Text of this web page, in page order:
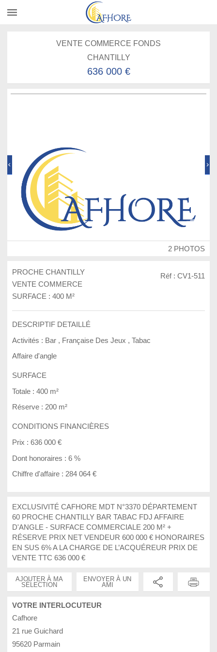
VENTE COMMERCE FONDS
CHANTILLY
636 000 €
2 PHOTOS
Réf : CV1-511
PROCHE CHANTILLY
VENTE COMMERCE
SURFACE : 400 M²
DESCRIPTIF DETAILLÉ
Activités : Bar , Française Des Jeux , Tabac
Affaire d'angle
SURFACE
Totale : 400 m²
Réserve : 200 m²
CONDITIONS FINANCIÈRES
Prix : 636 000 €
Dont honoraires : 6 %
Chiffre d'affaire : 284 064 €
EXCLUSIVITÉ CAFHORE MDT N°3370 DÉPARTEMENT
60 PROCHE CHANTILLY BAR TABAC FDJ AFFAIRE
D'ANGLE - SURFACE COMMERCIALE 200 M² +
RÉSERVE PRIX NET VENDEUR 600 000 € HONORAIRES
EN SUS 6% A LA CHARGE DE L’ACQUÉREUR PRIX DE
VENTE TTC 636 000 €
AJOUTER À MA
SÉLECTION
ENVOYER À UN
AMI
VOTRE INTERLOCUTEUR
Cafhore
21 rue Guichard
95620 Parmain